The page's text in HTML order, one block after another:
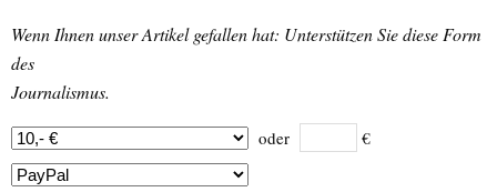
Wenn Ihnen unser Artikel gefallen hat: Unterstützen Sie diese Form
des
Journalismus.
oder €